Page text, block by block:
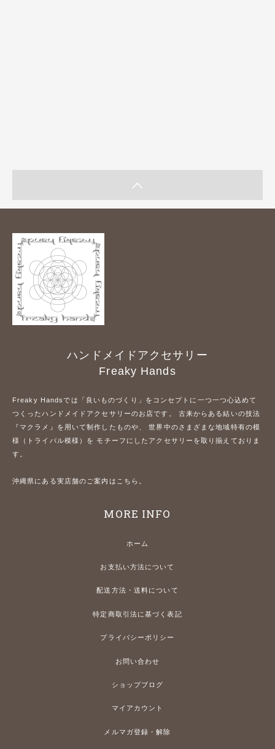
ハンドメイドアクセサリー
Freaky Hands
Freaky Handsでは「良いものづくり」をコンセプトに一つ一つ心込めて
つくったハンドメイドアクセサリーのお店です。 古来からある結いの技法
『マクラメ』を用いて制作したものや、 世界中のさまざまな地域特有の模
様（トライバル模様）を モチーフにしたアクセサリーを取り揃えておりま
す。
沖縄県にある実店舗のご案内はこちら。
MORE INFO
ホーム
お支払い方法について
配送方法・送料について
特定商取引法に基づく表記
プライバシーポリシー
お問い合わせ
ショップブログ
マイアカウント
メルマガ登録・解除